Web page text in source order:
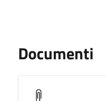
Documenti